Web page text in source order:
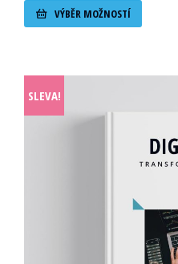
VÝBĚR MOŽNOSTÍ
SLEVA!